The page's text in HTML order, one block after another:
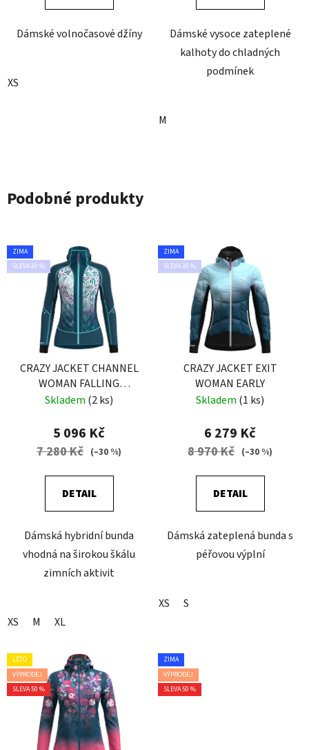
Dámské volnočasové džíny
XS
Dámské vysoce zateplené
kalhoty do chladných
podmínek
M
Podobné produkty
ZIMA
SLEVA 30 %
CRAZY JACKET CHANNEL
WOMAN FALLING
FLOWER
Skladem (2 ks)
5 096 Kč
7 280 Kč (–30 %)
DETAIL
Dámská hybridní bunda
vhodná na širokou škálu
zimních aktivit
XS M XL
ZIMA
SLEVA 30 %
CRAZY JACKET EXIT
WOMAN EARLY
Skladem (1 ks)
6 279 Kč
8 970 Kč (–30 %)
DETAIL
Dámská zateplená bunda s
péřovou výplní
XS S
LÉTO
VÝPRODEJ
SLEVA 50 %
ZIMA
VÝPRODEJ
SLEVA 50 %